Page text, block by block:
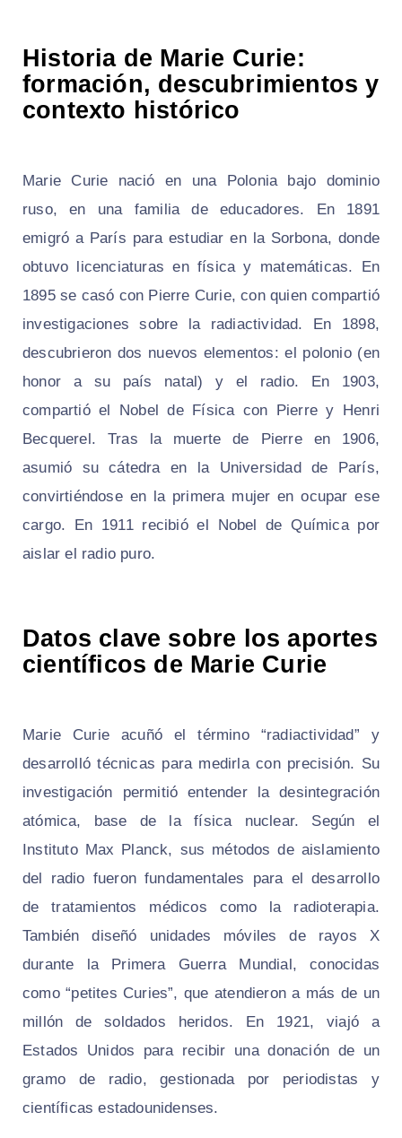
Historia de Marie Curie:
formación, descubrimientos y
contexto histórico
Marie Curie nació en una Polonia bajo dominio
ruso, en una familia de educadores. En 1891
emigró a París para estudiar en la Sorbona, donde
obtuvo licenciaturas en física y matemáticas. En
1895 se casó con Pierre Curie, con quien compartió
investigaciones sobre la radiactividad. En 1898,
descubrieron dos nuevos elementos: el polonio (en
honor a su país natal) y el radio. En 1903,
compartió el Nobel de Física con Pierre y Henri
Becquerel. Tras la muerte de Pierre en 1906,
asumió su cátedra en la Universidad de París,
convirtiéndose en la primera mujer en ocupar ese
cargo. En 1911 recibió el Nobel de Química por
aislar el radio puro.
Datos clave sobre los aportes
científicos de Marie Curie
Marie Curie acuñó el término “radiactividad” y
desarrolló técnicas para medirla con precisión. Su
investigación permitió entender la desintegración
atómica, base de la física nuclear. Según el
Instituto Max Planck, sus métodos de aislamiento
del radio fueron fundamentales para el desarrollo
de tratamientos médicos como la radioterapia.
También diseñó unidades móviles de rayos X
durante la Primera Guerra Mundial, conocidas
como “petites Curies”, que atendieron a más de un
millón de soldados heridos. En 1921, viajó a
Estados Unidos para recibir una donación de un
gramo de radio, gestionada por periodistas y
científicas estadounidenses.